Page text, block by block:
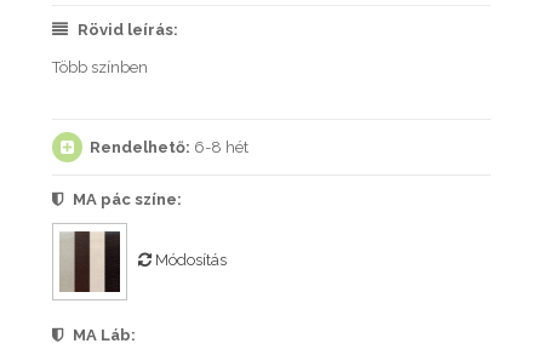
Rövid leírás:
Több színben
Rendelhető: 6-8 hét
MA pác színe:
Módosítás
MA Láb: